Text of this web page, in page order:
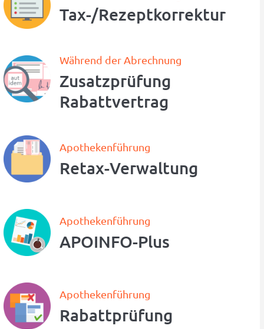
Tax-/Rezept­korrektur
Während der Abrechnung
Zusatzprüfung
Rabattvertrag
Apothekenführung
Retax-Verwaltung
Apothekenführung
APOINFO-Plus
Apothekenführung
Rabattprüfung